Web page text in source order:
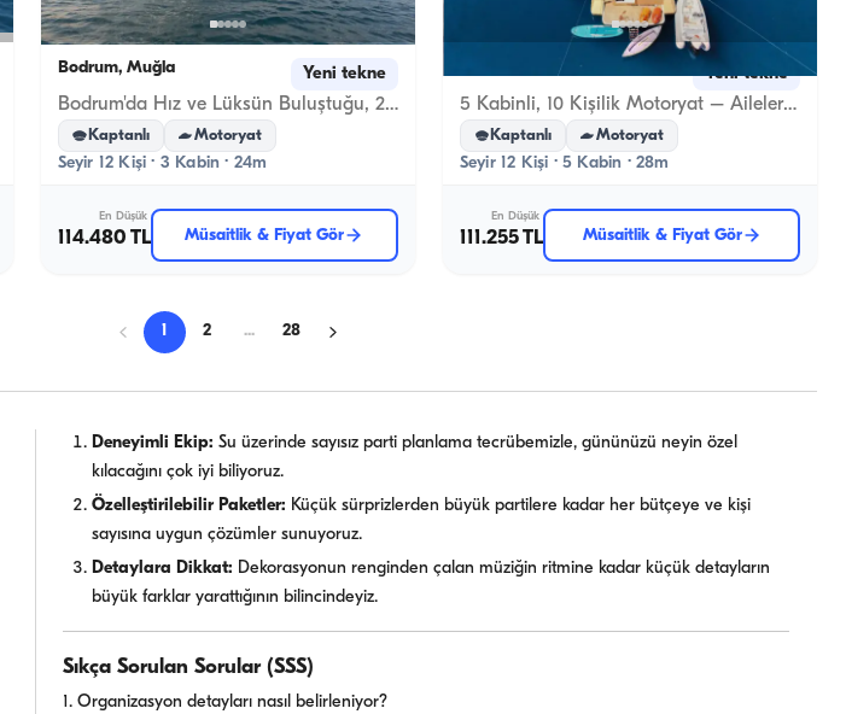
Bodrum, Muğla Yeni tekne
Bodrum'da Hız ve Lüksün Buluştuğu, 24 Metre, 26 Knot Motoryat
Kaptanlı Motoryat
Seyir 12 Kişi · 3 Kabin · 24m
En Düşük
114.480 TL Müsaitlik & Fiyat Gör
Göcek, Muğla Yeni tekne
5 Kabinli, 10 Kişilik Motoryat – Aileler ve Arkadaş Grupları İçin Mükemmel Seçim
Kaptanlı Motoryat
Seyir 12 Kişi · 5 Kabin · 28m
En Düşük
111.255 TL Müsaitlik & Fiyat Gör
2 ... 28
Deneyimli Ekip: Su üzerinde sayısız parti planlama tecrübemizle, gününüzü neyin özel
kılacağını çok iyi biliyoruz.
Özelleştirilebilir Paketler: Küçük sürprizlerden büyük partilere kadar her bütçeye ve kişi
sayısına uygun çözümler sunuyoruz.
Detaylara Dikkat: Dekorasyonun renginden çalan müziğin ritmine kadar küçük detayların
büyük farklar yarattığının bilincindeyiz.
Sıkça Sorulan Sorular (SSS)
1. Organizasyon detayları nasıl belirleniyor?